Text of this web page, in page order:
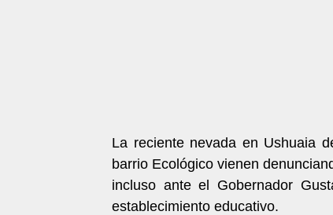
La reciente nevada en Ushuaia
barrio Ecológico vienen
incluso ante el Gobernador
establecimiento educativo.